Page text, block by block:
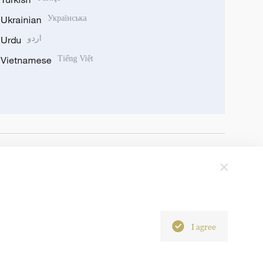
Ukrainian Українська
Urdu اردو
Vietnamese Tiếng Việt
I agree